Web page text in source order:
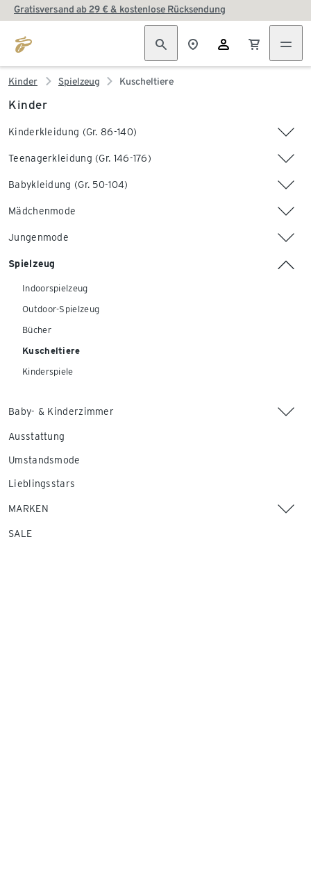
Gratisversand ab 29 € & kostenlose Rücksendung
Kinder Spielzeug Kuscheltiere
Kinder
Kinderkleidung (Gr. 86-140)
Teenagerkleidung (Gr. 146-176)
Babykleidung (Gr. 50-104)
Mädchenmode
Jungenmode
Spielzeug
Indoorspielzeug
Outdoor-Spielzeug
Bücher
Kuscheltiere
Kinderspiele
Baby- & Kinderzimmer
Ausstattung
Umstandsmode
Lieblingsstars
MARKEN
SALE